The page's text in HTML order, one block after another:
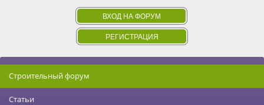
ВХОД НА ФОРУМ
РЕГИСТРАЦИЯ
Строительный форум
Статьи